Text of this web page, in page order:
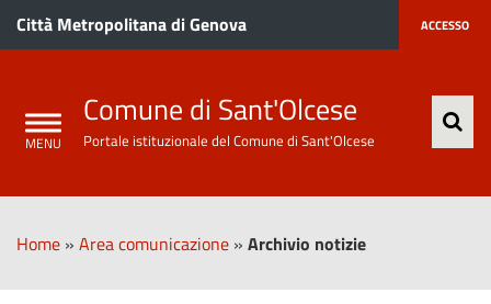
Città Metropolitana di Genova ACCESSO
Comune di Sant'Olcese
Portale istituzionale del Comune di Sant'Olcese
Home » Area comunicazione » Archivio notizie